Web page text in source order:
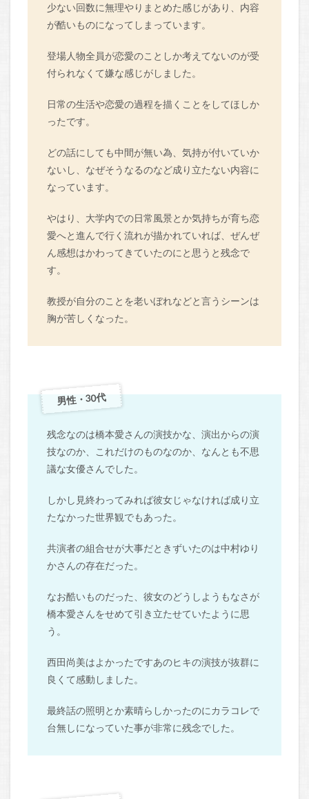
少ない回数に無理やりまとめた感じがあり、内容
が酷いものになってしまっています。
登場人物全員が恋愛のことしか考えてないのが受
付られなくて嫌な感じがしました。
日常の生活や恋愛の過程を描くことをしてほしか
ったです。
どの話にしても中間が無い為、気持が付いていか
ないし、なぜそうなるのなど成り立たない内容に
なっています。
やはり、大学内での日常風景とか気持ちが育ち恋
愛へと進んで行く流れが描かれていれば、ぜんぜ
ん感想はかわってきていたのにと思うと残念で
す。
教授が自分のことを老いぼれなどと言うシーンは
胸が苦しくなった。
男性・30代
残念なのは橋本愛さんの演技かな、演出からの演
技なのか、これだけのものなのか、なんとも不思
議な女優さんでした。
しかし見終わってみれば彼女じゃなければ成り立
たなかった世界観でもあった。
共演者の組合せが大事だときずいたのは中村ゆり
かさんの存在だった。
なお酷いものだった、彼女のどうしようもなさが
橋本愛さんをせめて引き立たせていたように思
う。
西田尚美はよかったですあのヒキの演技が抜群に
良くて感動しました。
最終話の照明とか素晴らしかったのにカラコレで
台無しになっていた事が非常に残念でした。